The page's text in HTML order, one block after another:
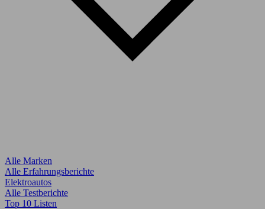
Alle Marken
Alle Erfahrungsberichte
Elektroautos
Alle Testberichte
Top 10 Listen